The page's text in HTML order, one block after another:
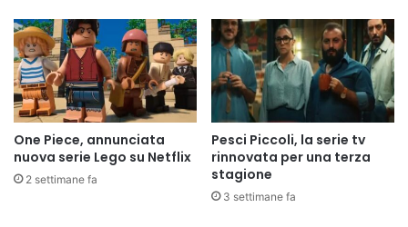
One Piece, annunciata
nuova serie Lego su Netflix
2 settimane fa
Pesci Piccoli, la serie tv
rinnovata per una terza
stagione
3 settimane fa